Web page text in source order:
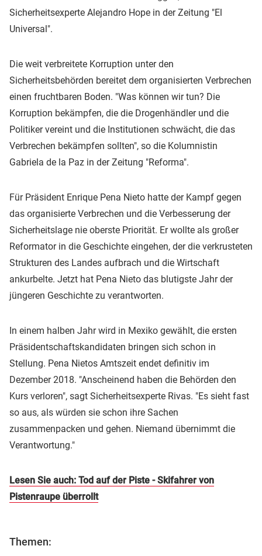
Sicherheitsexperte Alejandro Hope in der Zeitung "El
Universal".
Die weit verbreitete Korruption unter den
Sicherheitsbehörden bereitet dem organisierten Verbrechen
einen fruchtbaren Boden. "Was können wir tun? Die
Korruption bekämpfen, die die Drogenhändler und die
Politiker vereint und die Institutionen schwächt, die das
Verbrechen bekämpfen sollten", so die Kolumnistin
Gabriela de la Paz in der Zeitung "Reforma".
Für Präsident Enrique Pena Nieto hatte der Kampf gegen
das organisierte Verbrechen und die Verbesserung der
Sicherheitslage nie oberste Priorität. Er wollte als großer
Reformator in die Geschichte eingehen, der die verkrusteten
Strukturen des Landes aufbrach und die Wirtschaft
ankurbelte. Jetzt hat Pena Nieto das blutigste Jahr der
jüngeren Geschichte zu verantworten.
In einem halben Jahr wird in Mexiko gewählt, die ersten
Präsidentschaftskandidaten bringen sich schon in
Stellung. Pena Nietos Amtszeit endet definitiv im
Dezember 2018. "Anscheinend haben die Behörden den
Kurs verloren", sagt Sicherheitsexperte Rivas. "Es sieht fast
so aus, als würden sie schon ihre Sachen
zusammenpacken und gehen. Niemand übernimmt die
Verantwortung."
Lesen Sie auch: Tod auf der Piste - Skifahrer von
Pistenraupe überrollt
Themen: